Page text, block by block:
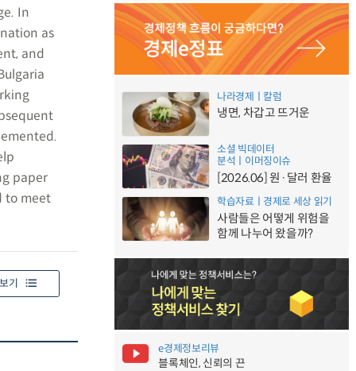
In
as
and
paper
to meet
기
나라경제ㅣ칼럼
냉면, 차갑고 뜨거운
소셜 빅데이터
분석ㅣ이머징이슈
[2026.06] 원·달러 환율
학습자료ㅣ경제로 세상 읽기
사람들은 어떻게 위험을
함께 나누어 왔을까?
e경제정보리뷰
블록체인, 신뢰의 끈